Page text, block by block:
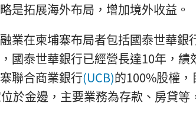
是拓展海外布局，增加境外收益。
業在柬埔寨布局者包括國泰世華
國泰世華銀行已經營長達10年，
聯合商業銀行(UCB)的100%股權
於金邊，主要業務為存款、房貸